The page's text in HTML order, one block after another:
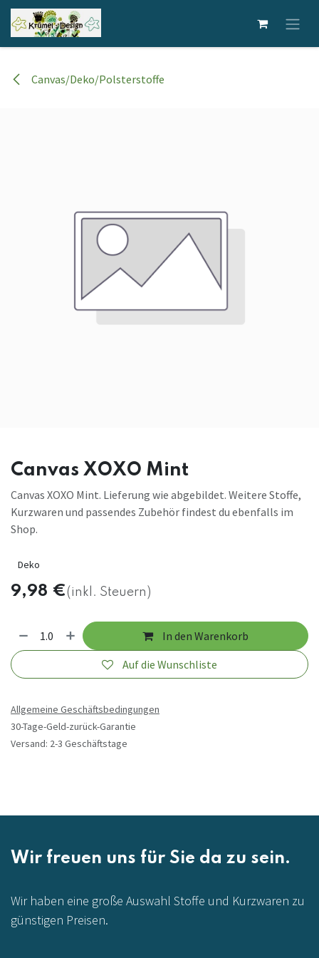
Zum Inhalt springen
Canvas/Deko/Polsterstoffe
Canvas XOXO Mint
Canvas XOXO Mint. Lieferung wie abgebildet. Weitere Stoffe,
Kurzwaren und passendes Zubehör findest du ebenfalls im
Shop.
Deko
9,98 €(inkl. Steuern)
In den Warenkorb
Auf die Wunschliste
Allgemeine Geschäftsbedingungen
30-Tage-Geld-zurück-Garantie
Versand: 2-3 Geschäftstage
Wir freuen uns für Sie da zu sein.
Wir haben eine große Auswahl Stoffe und Kurzwaren zu
günstigen Preisen.